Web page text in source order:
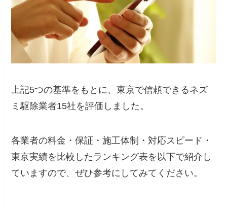
上記5つの基準をもとに、東京で信頼できるネズ
ミ駆除業者15社を評価しました。
各業者の料金・保証・施工体制・対応スピード・
東京実績を比較したランキング表を以下で紹介し
ていますので、ぜひ参考にしてみてください。